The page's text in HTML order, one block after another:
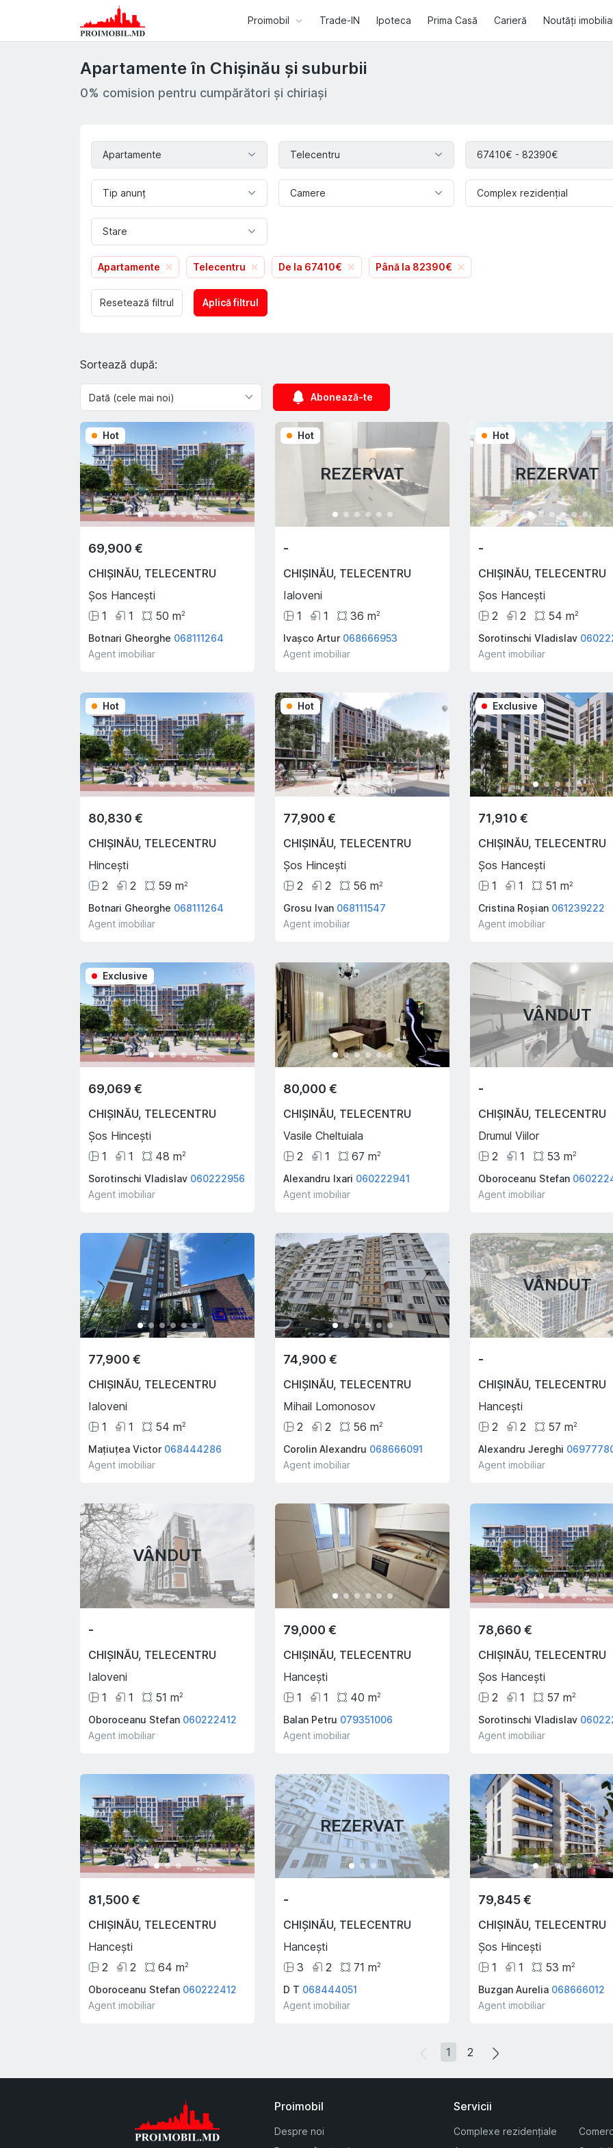
Apartamente Telecentru 67410€ - 82390€
Tip anunț Camere Complex rezidențial
Stare
Apartamente Telecentru De la 67410€ Până la 82390€
Aplică filtrul
Resetează filtrul
Apartamente în Chișinău și suburbii
0% comision pentru cumpărători și chiriași
Sortează după:
Abonează-te
Hot
69,900 €
CHIȘINĂU, TELECENTRU
Șos Hancești
1
1 50 m2
Botnari Gheorghe 068111264
Agent imobiliar
REZERVAT
Hot
-
CHIȘINĂU, TELECENTRU
Ialoveni
1
1 36 m2
Ivașco Artur 068666953
Agent imobiliar
REZERVAT
Hot
-
CHIȘINĂU, TELECENTRU
Șos Hancești
2
2 54 m2
Sorotinschi Vladislav
Agent imobiliar
Hot
80,830 €
CHIȘINĂU, TELECENTRU
Hincești
2
2 59 m2
Botnari Gheorghe 068111264
Agent imobiliar
Hot
77,900 €
CHIȘINĂU, TELECENTRU
Șos Hincești
2
2 56 m2
Grosu Ivan 068111547
Agent imobiliar
Exclusive
71,910 €
CHIȘINĂU, TELECENTRU
Șos Hancești
1
1 51 m2
Cristina Roșian 061239222
Agent imobiliar
Exclusive
69,069 €
CHIȘINĂU, TELECENTRU
Șos Hincești
1
1 48 m2
Sorotinschi Vladislav 060222956
Agent imobiliar
80,000 €
CHIȘINĂU, TELECENTRU
Vasile Cheltuiala
2
1 67 m2
Alexandru Ixari 060222941
Agent imobiliar
VÂNDUT
-
CHIȘINĂU, TELECENTRU
Drumul Viilor
2
1 53 m2
Oboroceanu Stefan
Agent imobiliar
77,900 €
CHIȘINĂU, TELECENTRU
Ialoveni
1
1 54 m2
Mațiuțea Victor 068444286
Agent imobiliar
74,900 €
CHIȘINĂU, TELECENTRU
Mihail Lomonosov
2
2 56 m2
Corolin Alexandru 068666091
Agent imobiliar
VÂNDUT
-
CHIȘINĂU, TELECENTRU
Hancești
2
2 57 m2
Alexandru Jereghi
Agent imobiliar
VÂNDUT
-
CHIȘINĂU, TELECENTRU
Ialoveni
1
1 51 m2
Oboroceanu Stefan 060222412
Agent imobiliar
79,000 €
CHIȘINĂU, TELECENTRU
Hancești
1
1 40 m2
Balan Petru 079351006
Agent imobiliar
78,660 €
CHIȘINĂU, TELECENTRU
Șos Hancești
2
1 57 m2
Sorotinschi Vladislav
Agent imobiliar
81,500 €
CHIȘINĂU, TELECENTRU
Hancești
2
2 64 m2
Oboroceanu Stefan 060222412
Agent imobiliar
REZERVAT
-
CHIȘINĂU, TELECENTRU
Hancești
3
2 71 m2
D T 068444051
Agent imobiliar
79,845 €
CHIȘINĂU, TELECENTRU
Șos Hincești
1
1 53 m2
Buzgan Aurelia 068666012
Agent imobiliar
1 2
Proimobil Trade-IN Ipoteca Prima Casă Carieră Noutăți
Proimobil
Despre noi
Servicii
Complexe rezidențiale
Oferta Săptămânii
Hot
150,000 €
060222874
Agent imobiliar
Hot
109,900 €
1
1 55 m2
C V 068666041
Agent imobiliar
Hot
79,900 €
167 ari
R A 079044798
Agent imobiliar